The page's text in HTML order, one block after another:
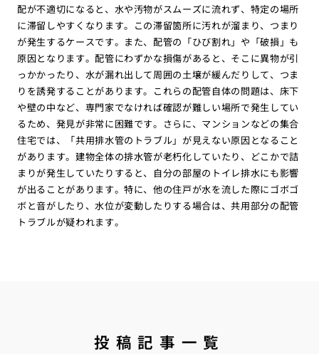
配が不適切になると、水や汚物がスムーズに流れず、特定の場所
に滞留しやすくなります。この滞留箇所に汚れが溜まり、つまり
が発生するケースです。また、配管の「ひび割れ」や「破損」も
原因となります。配管にわずかな損傷があると、そこに異物が引
っかかったり、水が漏れ出して周囲の土壌が緩んだりして、つま
りを誘発することがあります。これらの配管自体の問題は、床下
や壁の中など、専門家でなければ確認が難しい場所で発生してい
るため、発見が非常に困難です。さらに、マンションなどの集合
住宅では、「共用排水管のトラブル」が見えない原因となること
があります。建物全体の排水管が老朽化していたり、どこかで詰
まりが発生していたりすると、自分の部屋のトイレ排水にも影響
が出ることがあります。特に、他の住戸が水を流した際にゴボゴ
ボと音がしたり、水位が変動したりする場合は、共用部分の配管
トラブルが疑われます。
投稿記事一覧